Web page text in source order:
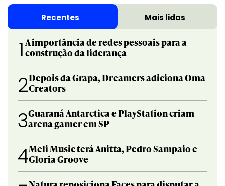
Recentes Mais lidas
1 A importância de redes pessoais para a
construção da liderança
2Depois da Grapa, Dreamers adiciona Oma
Creators
3Guaraná Antarctica e PlayStation criam
arena gamer em SP
4Meli Music terá Anitta, Pedro Sampaio e
Gloria Groove